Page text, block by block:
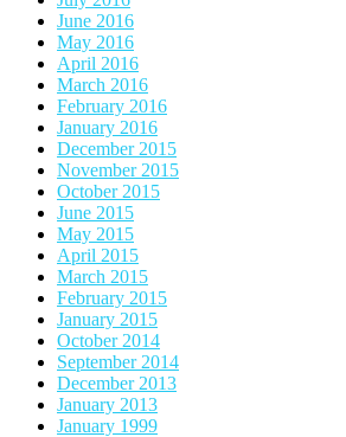
June 2016
May 2016
April 2016
March 2016
February 2016
January 2016
December 2015
November 2015
October 2015
June 2015
May 2015
April 2015
March 2015
February 2015
January 2015
October 2014
September 2014
December 2013
January 2013
January 1999